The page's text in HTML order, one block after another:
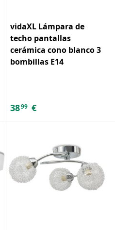
vidaXL Lámpara de
techo pantallas
cerámica cono blanco 3
bombillas E14
3899 €